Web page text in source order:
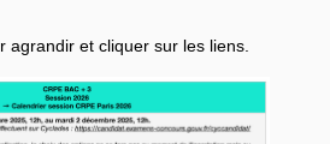
agrandir et cliquer sur les liens.